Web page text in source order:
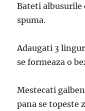
Bateti albusurile
spuma.
Adaugati 3
se formeaza o
Mestecati
pana se topeste